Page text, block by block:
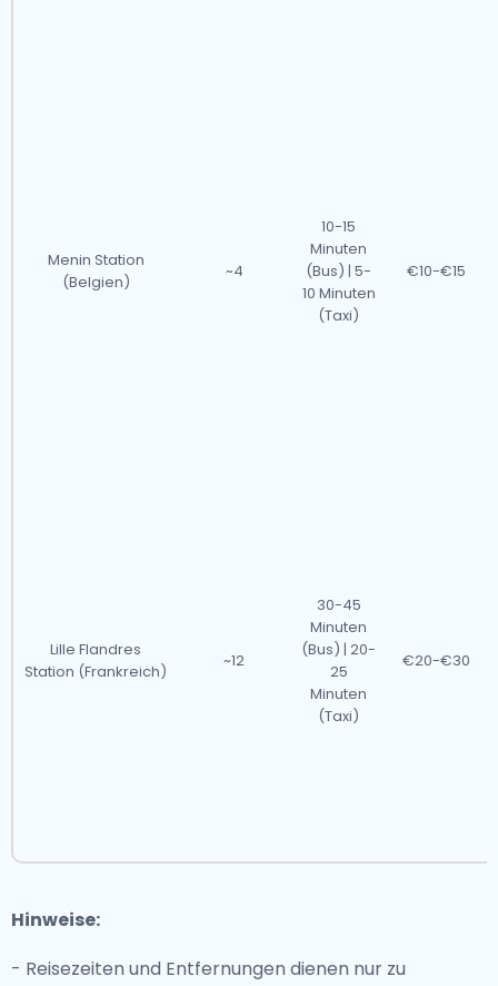
Menin Station
(Belgien)
~4
10-15
Minuten
(Bus) | 5-
10 Minuten
(Taxi)
€10-€15
Lille Flandres
Station (Frankreich)
~12
30-45
Minuten
(Bus) | 20-
25
Minuten
(Taxi)
€20-€30
Hinweise:
- Reisezeiten und Entfernungen dienen nur zu